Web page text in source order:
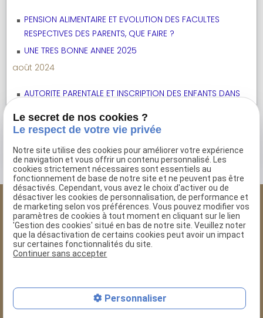
phone
mail
PENSION ALIMENTAIRE ET EVOLUTION DES FACULTES
RESPECTIVES DES PARENTS, QUE FAIRE ?
UNE TRES BONNE ANNEE 2025
août 2024
AUTORITE PARENTALE ET INSCRIPTION DES ENFANTS DANS
Voir toutes les actualités
Isabelle Ratel
AVOCAT AU BARREAU
DE THONON-LES-BAINS
Plan du site
Le secret de nos cookies ?
Le respect de votre vie privée
Notre site utilise des cookies pour améliorer votre expérience
de navigation et vous offrir un contenu personnalisé. Les
cookies strictement nécessaires sont essentiels au
fonctionnement de base de notre site et ne peuvent pas être
désactivés. Cependant, vous avez le choix d'activer ou de
désactiver les cookies de personnalisation, de performance et
de marketing selon vos préférences. Vous pouvez modifier vos
paramètres de cookies à tout moment en cliquant sur le lien
'Gestion des cookies' situé en bas de notre site. Veuillez noter
que la désactivation de certains cookies peut avoir un impact
sur certaines fonctionnalités du site.
Continuer sans accepter
Personnaliser